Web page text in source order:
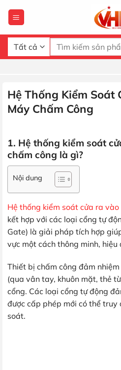
qua
dung
Tìm
kiếm:
Hệ Thống Kiểm Soát
Máy Chấm Công
1. Hệ thống kiểm soát
chấm công là gì?
Nội dung
Hệ thống kiểm soát cửa ra
kết hợp với các loại cổng tự
Gate) là giải pháp tích hợp
vực một cách thông minh, hiệu
Thiết bị chấm công đảm
(qua vân tay, khuôn mặt, thẻ
cổng. Các loại cổng tự động
được cấp phép mới có thể truy
soát.